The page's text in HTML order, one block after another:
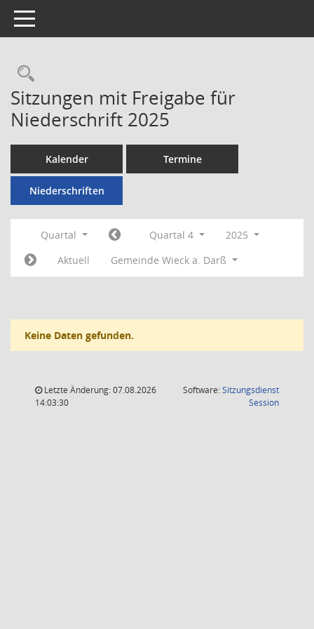
Toggle navigation
Rechercheauswahl
Sitzungen mit Freigabe für
Niederschrift 2025
Kalender Termine
Niederschriften
Quartal Quartal 4
2025
Aktuell
Gemeinde Wieck a. Darß
Keine Daten gefunden.
Letzte Änderung: 07.08.2026
14:03:30
Software:Sitzungsdienst
Session(Wird in